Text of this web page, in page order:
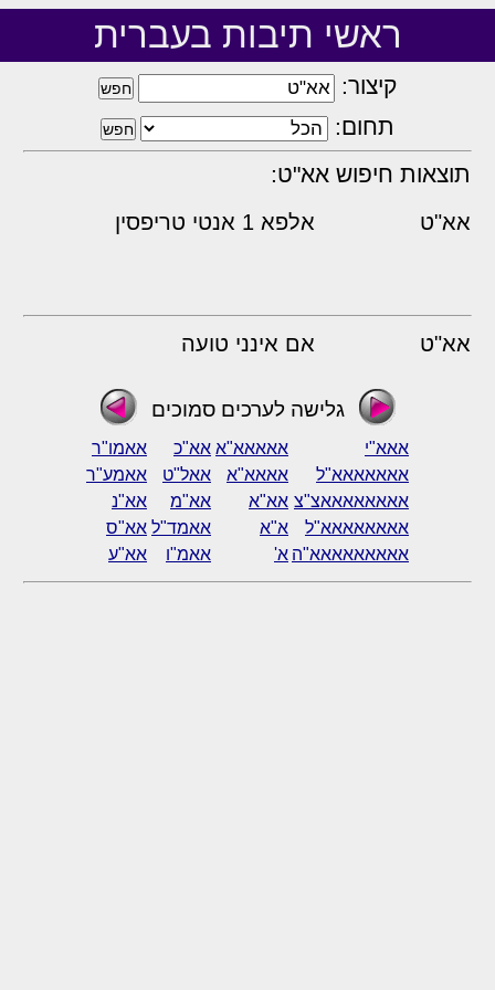
ראשי תיבות בעברית
קיצור:
תחום:
תוצאות חיפוש אא"ט:
אא"ט אלפא 1 אנטי טריפסין
אא"ט אם אינני טועה
גלישה לערכים סמוכים
אאא"י אאאאא"א אא"כ
אאמו"ר
אאאאאאא"ל
אאאא"א אאל"ט
אאמע"ר
אאאאאאאאצ"צ אא"א אא"מ
אא"נ
אאאאאאאא"ל
א"א אאמד"ל אא"ס
אאאאאאאאא"ה א' אאמ"ו אא"ע